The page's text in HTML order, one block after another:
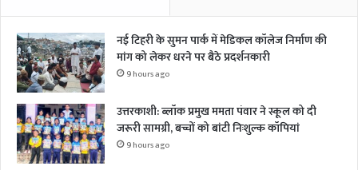
नई टिहरी के सुमन पार्क में मेडिकल कॉलेज निर्माण की
मांग को लेकर धरने पर बैठे प्रदर्शनकारी
9 hours ago
उत्तरकाशी: ब्लॉक प्रमुख ममता पंवार ने स्कूल को दी
जरूरी सामग्री, बच्चों को बांटी निःशुल्क कॉपियां
9 hours ago